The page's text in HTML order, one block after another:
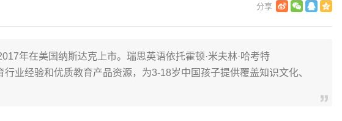
年在美国纳斯达克上市。瑞思英语依托霍顿·米夫林·哈考特
行业经验和优质教育产品资源，为3-18岁中国孩子提供覆盖知识文化、